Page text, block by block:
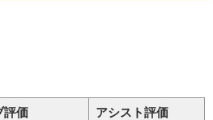
評価 アシスト評価